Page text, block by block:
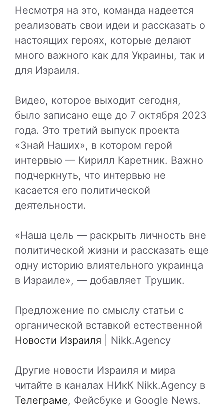
Несмотря на это, команда надеется
реализовать свои идеи и рассказать о
настоящих героях, которые делают
много важного как для Украины, так и
для Израиля.
Видео, которое выходит сегодня,
было записано еще до 7 октября 2023
года. Это третий выпуск проекта
«Знай Наших», в котором герой
интервью — Кирилл Каретник. Важно
подчеркнуть, что интервью не
касается его политической
деятельности.
«Наша цель — раскрыть личность вне
политической жизни и рассказать еще
одну историю влиятельного украинца
в Израиле», — добавляет Трушик.
Предложение по смыслу статьи с
органической вставкой естественной
Новости Израиля | Nikk.Agency
Другие новости Израиля и мира
читайте в каналах НИкК Nikk.Agency в
Телеграме, Фейсбуке и Google News.